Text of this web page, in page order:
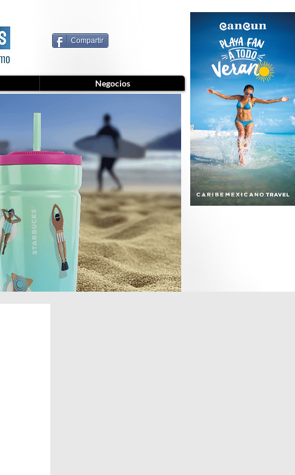
Compartir
Negocios